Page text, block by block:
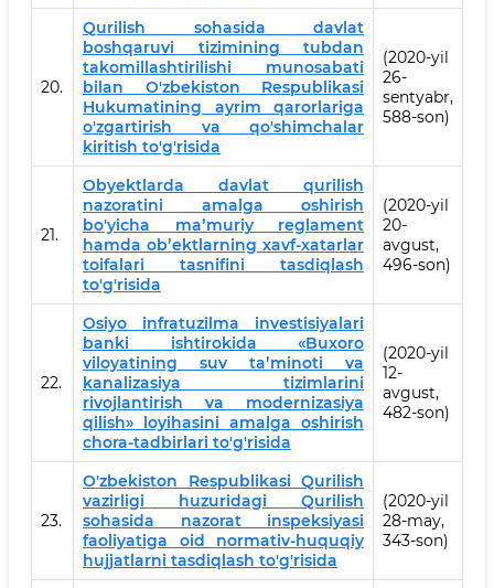
20.
Qurilish sohasida davlat
boshqaruvi tizimining tubdan
takomillashtirilishi munosabati
bilan O'zbekiston Respublikasi
Hukumatining ayrim qarorlariga
o'zgartirish va qo'shimchalar
kiritish to'g'risida
(2020-yil
26-
sentyabr,
588-son)
21.
Obyektlarda davlat qurilish
nazoratini amalga oshirish
bo'yicha maʼmuriy reglament
hamda obʼektlarning xavf-xatarlar
toifalari tasnifini tasdiqlash
to'g'risida
(2020-yil
20-
avgust,
496-son)
22.
Osiyo infratuzilma investisiyalari
banki ishtirokida «Buxoro
viloyatining suv taʼminoti va
kanalizasiya tizimlarini
rivojlantirish va modernizasiya
qilish» loyihasini amalga oshirish
chora-tadbirlari to'g'risida
(2020-yil
12-
avgust,
482-son)
23.
O'zbekiston Respublikasi Qurilish
vazirligi huzuridagi Qurilish
sohasida nazorat inspeksiyasi
faoliyatiga oid normativ-huquqiy
hujjatlarni tasdiqlash to'g'risida
(2020-yil
28-may,
343-son)